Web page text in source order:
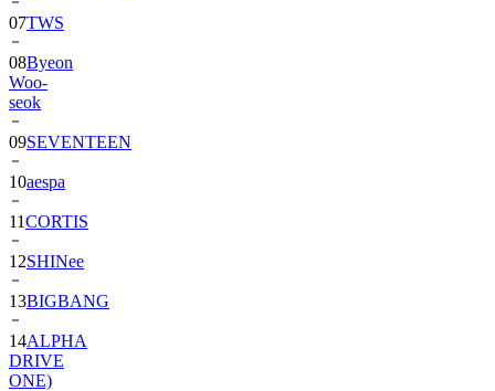
08Byeon
Woo-
seok
09SEVENTEEN
10aespa
11CORTIS
12SHINee
13BIGBANG
14ALPHA
DRIVE
ONE)
15NewJeans